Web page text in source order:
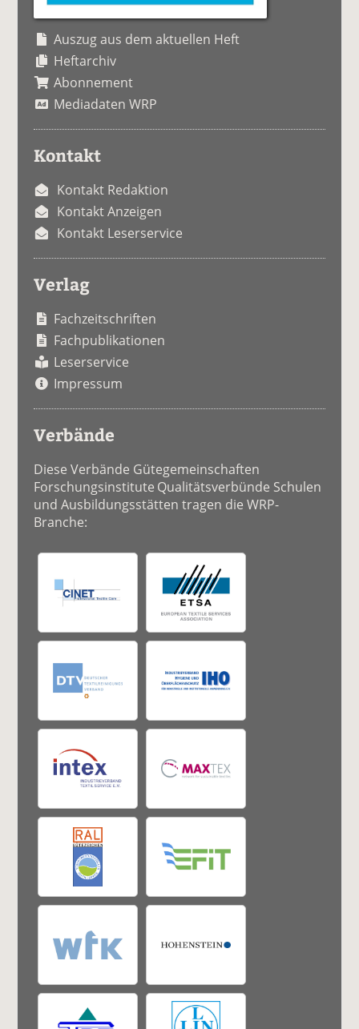
Auszug aus dem aktuellen Heft
Heftarchiv
Abonnement
Mediadaten WRP
Kontakt
Kontakt Redaktion
Kontakt Anzeigen
Kontakt Leserservice
Verlag
Fachzeitschriften
Fachpublikationen
Leserservice
Impressum
Verbände
Diese Verbände Gütegemeinschaften
Forschungsinstitute Qualitätsverbünde Schulen
und Ausbildungsstätten tragen die WRP-
Branche: